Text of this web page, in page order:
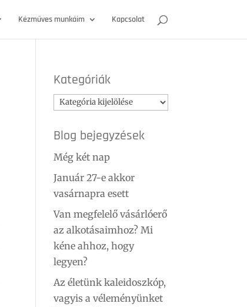
Kézműves munkáim Kapcsolat
Kategóriák
Kategóriák
Blog bejegyzések
Még két nap
Január 27-e akkor
vasárnapra esett
Van megfelelő vásárlóerő
az alkotásaimhoz? Mi
kéne ahhoz, hogy
legyen?
Az életünk kaleidoszkóp,
vagyis a véleményünket